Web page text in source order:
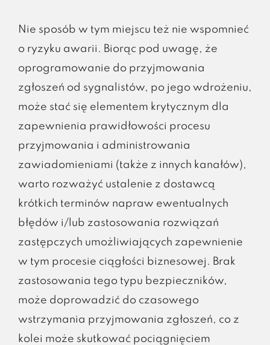
Nie sposób w tym miejscu też nie wspomnieć
o ryzyku awarii. Biorąc pod uwagę, że
oprogramowanie do przyjmowania
zgłoszeń od sygnalistów, po jego wdrożeniu,
może stać się elementem krytycznym dla
zapewnienia prawidłowości procesu
przyjmowania i administrowania
zawiadomieniami (także z innych kanałów),
warto rozważyć ustalenie z dostawcą
krótkich terminów napraw ewentualnych
błędów i/lub zastosowania rozwiązań
zastępczych umożliwiających zapewnienie
w tym procesie ciągłości biznesowej. Brak
zastosowania tego typu bezpieczników,
może doprowadzić do czasowego
wstrzymania przyjmowania zgłoszeń, co z
kolei może skutkować pociągnięciem